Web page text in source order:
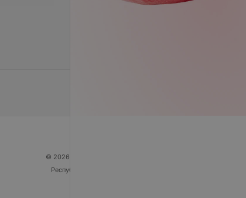
© 2026 ООО «Артокс Лаб», УНП 191700409
Республика Беларусь, г. Минск, улица Толбухина, 2,